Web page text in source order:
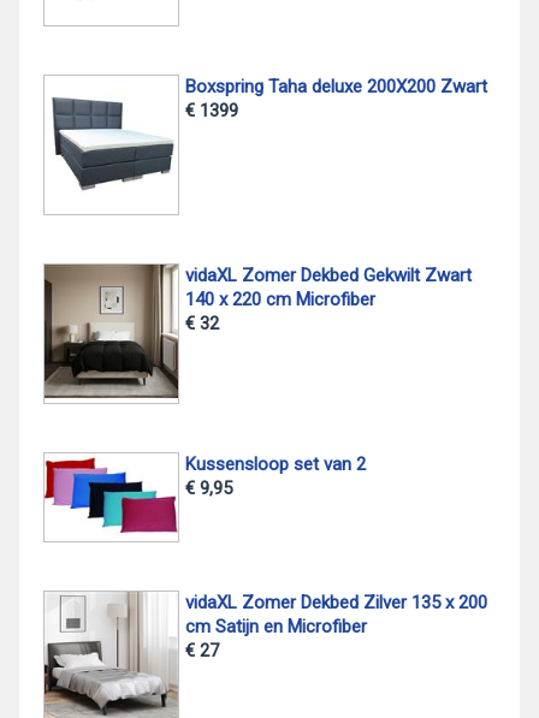
Boxspring Taha deluxe 200X200 Zwart
€ 1399
vidaXL Zomer Dekbed Gekwilt Zwart
140 x 220 cm Microfiber
€ 32
Kussensloop set van 2
€ 9,95
vidaXL Zomer Dekbed Zilver 135 x 200
cm Satijn en Microfiber
€ 27